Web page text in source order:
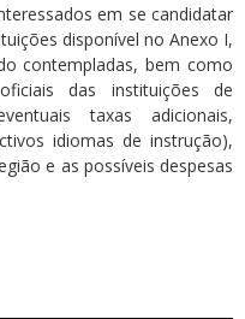
em se candidatar
disponível no Anexo I,
contempladas, bem como
das instituições de
taxas adicionais,
idiomas de instrução),
e as possíveis despesas